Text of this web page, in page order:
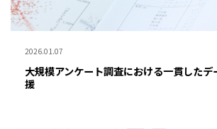
2026.01.07
大規模アンケート調査における一貫した
援